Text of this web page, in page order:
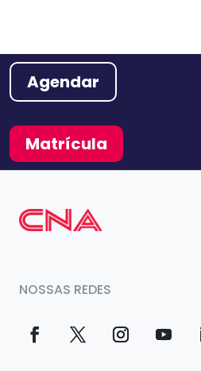
Agendar
Matrícula
NOSSAS REDES